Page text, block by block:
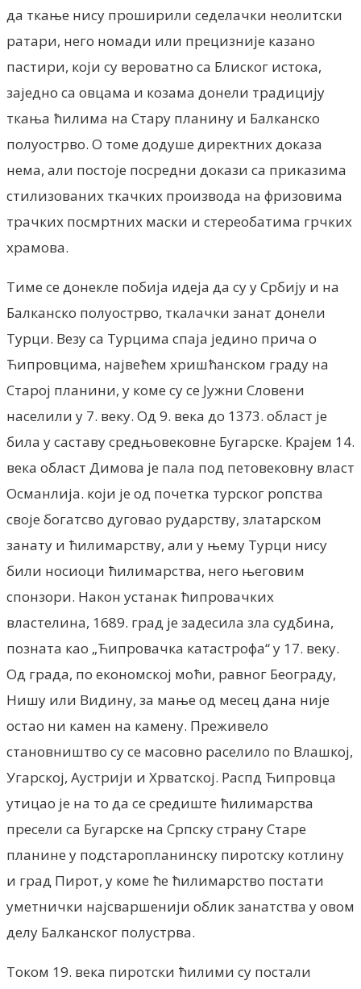
да ткање нису проширили седелачки неолитски
ратари, него номади или прецизније казано
пастири, који су вероватно са Блиског истока,
заједно са овцама и козама донели традицију
ткања ћилима на Стару планину и Балканско
полуострво. О томе додуше директних доказа
нема, али постоје посредни докази са приказима
стилизованих ткачких производа на фризовима
трачких посмртних маски и стереобатима грчких
храмова.
Тиме се донекле побија идеја да су у Србију и на
Балканско полуострво, ткалачки занат донели
Турци. Везу са Турцима спаја једино прича о
Ћипровцима, највећем хришћанском граду на
Старој планини, у коме су се Јужни Словени
населили у 7. веку. Од 9. века до 1373. област је
била у саставу средњовековне Бугарске. Kрајем 14.
века област Димова је пала под петовековну власт
Османлија. који је од почетка турског ропства
своје богатсво дуговао рударству, златарском
занату и ћилимарству, али у њему Турци нису
били носиоци ћилимарства, него његовим
спонзори. Након устанак ћипровачких
властелина, 1689. град је задесила зла судбина,
позната као „Ћипровачка катастрофа“ у 17. веку.
Од града, по економској моћи, равног Београду,
Нишу или Видину, за мање од месец дана није
остао ни камен на камену. Преживело
становништво су се масовно раселило по Влашкој,
Угарској, Аустрији и Хрватској. Распд Ћипровца
утицао је на то да се средиште ћилимарства
пресели са Бугарске на Српску страну Старе
планине у подстаропланинску пиротску котлину
и град Пирот, у коме ће ћилимарство постати
уметнички најсваршенији облик занатства у овом
делу Балканског полустрва.
Током 19. века пиротски ћилими су постали